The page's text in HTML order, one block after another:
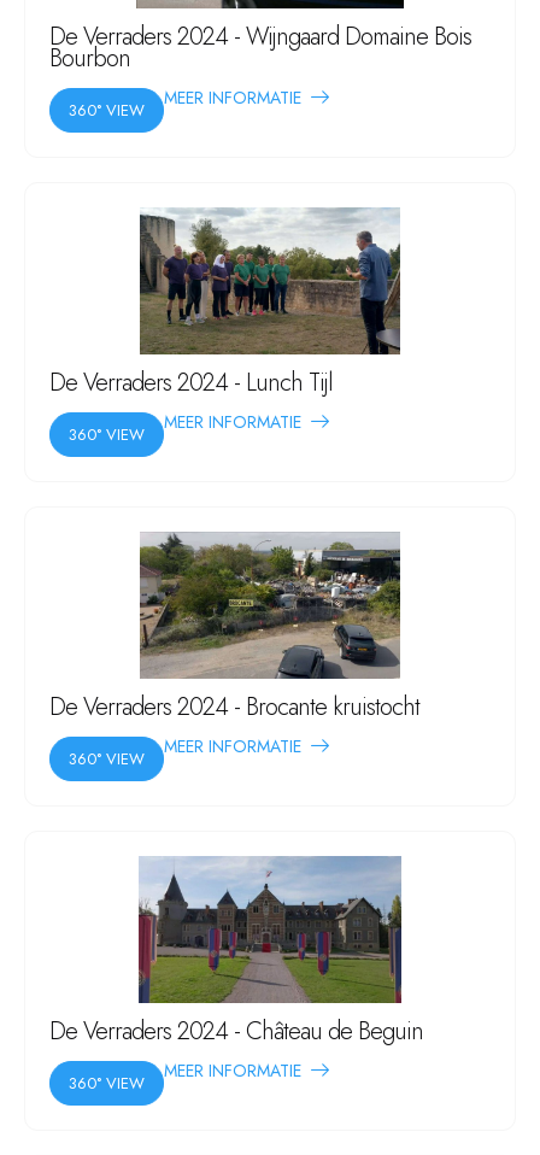
De Verraders 2024 - Wijngaard Domaine Bois
Bourbon
360° VIEW
MEER INFORMATIE
De Verraders 2024 - Lunch Tijl
360° VIEW
MEER INFORMATIE
De Verraders 2024 - Brocante kruistocht
360° VIEW
MEER INFORMATIE
De Verraders 2024 - Château de Beguin
360° VIEW
MEER INFORMATIE